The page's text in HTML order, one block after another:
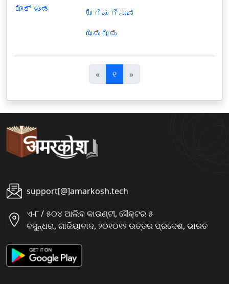
ಝಾರ್ ಖಂಡ
ಝಗಮಗಿಸುವ
ಝಮಝಮ
«पि
छ
ला
୧ »अ
ग
ला
support[@]amarkosh.tech
ଏ-୮ / ୫୦୪ ଆଲିବ କାଉଣ୍ଟୀ, ସୈକ୍ଟର ୫
ବସୁନ୍ଧରା, ଗାଜିୟାବାଦ, ୨୦୧୦୧୨ ଉତ୍ତର ପ୍ରଦେଶ, ଭାରତ